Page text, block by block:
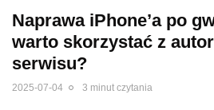
Naprawa iPhone’a po
warto skorzystać z
serwisu?
2025-07-04 3 minut czytania